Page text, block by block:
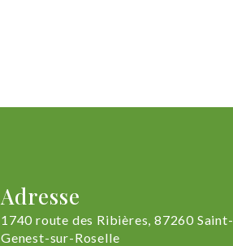
Adresse
1740 route des Ribières, 87260 Saint-
Genest-sur-Roselle